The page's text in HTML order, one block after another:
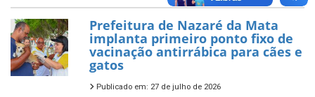
Prefeitura de Nazaré da Mata
implanta primeiro ponto fixo de
vacinação antirrábica para cães e
gatos
Publicado em: 27 de julho de 2026